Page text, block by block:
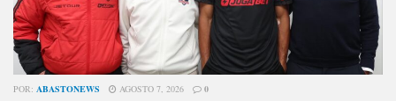
POR: ABASTONEWS AGOSTO 7, 2026 0